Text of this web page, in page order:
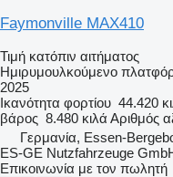
Faymonville MAX410
Τιμή κατόπιν αιτήματος
Ημιρυμουλκούμενο
2025
Ικανότητα φορτίου 44.420
βάρος 8.480 κιλά Αριθμός
Γερμανία, Essen-
ES-GE Nutzfahrzeuge
Επικοινωνία με τον πωλητή